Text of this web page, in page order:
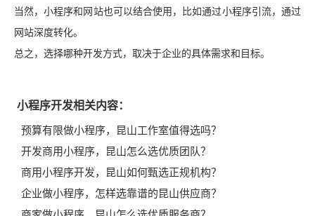
当然，小程序和网站也可以结合使用，比如通过小程序引流，通过
网站深度转化。
总之，选择哪种开发方式，取决于企业的具体需求和目标。
小程序开发相关内容：
预算有限做小程序，昆山工作室值得选吗？
开发商用小程序，昆山怎么选优质团队？
商用小程序开发，昆山如何甄选正规机构？
企业做小程序，怎样选靠谱的昆山供应商？